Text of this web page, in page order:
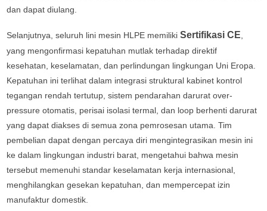
dan dapat diulang.
Selanjutnya, seluruh lini mesin HLPE memilikiSertifikasi CE
yang mengonfirmasi kepatuhan mutlak terhadap direktif
kesehatan, keselamatan, dan perlindungan lingkungan Uni Eropa.
Kepatuhan ini terlihat dalam integrasi struktural kabinet kontrol
tegangan rendah tertutup, sistem pendarahan darurat over-
pressure otomatis, perisai isolasi termal, dan loop berhenti darurat
yang dapat diakses di semua zona pemrosesan utama. Tim
pembelian dapat dengan percaya diri mengintegrasikan mesin ini
ke dalam lingkungan industri barat, mengetahui bahwa mesin
tersebut memenuhi standar keselamatan kerja internasional,
menghilangkan gesekan kepatuhan, dan mempercepat izin
manufaktur domestik.